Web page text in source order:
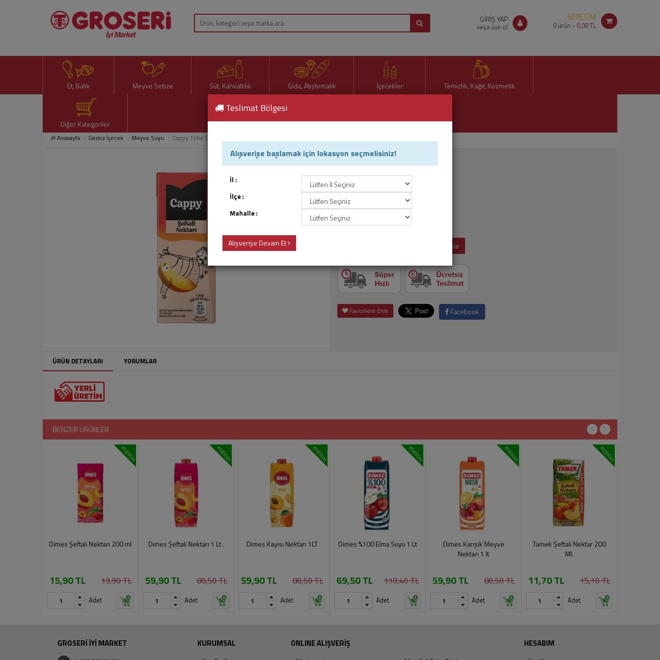
GİRİŞ YAP
veya üye ol
SEPETİM
0 ürün - 0,00 TL
Et, Balık Meyve Sebze Süt, Kahvaltılık Gıda, Atıştırmalık İçecekler Temizlik, Kağıt, Kozmetik
Diğer Kategoriler
Anasayfa Gazsız İçecek Meyve Suyu Cappy Tetra Şeftali 200 Ml
Cappy Tetra Şeftali 200 Ml
Ürün Kodu : 13314
20,00 TL
Sepete Ekle
Favorilere Ekle Facebook
ÜRÜN DETAYLARI YORUMLAR
BENZER ÜRÜNLER
indirim
Dimes Şeftali Nektarı 200 ml
15,90 TL 19,90 TL
Adet
indirim
Dimes Şeftali Nektarı 1 Lt .
59,90 TL 80,50 TL
Adet
indirim
Dimes Kayısı Nektarı 1LT
59,90 TL 80,50 TL
Adet
indirim
Dimes %100 Elma Suyu 1 Lt
69,50 TL 110,40 TL
Adet
indirim
Dimes Karışık Meyve
Nektarı 1 lt
59,90 TL 80,50 TL
Adet
indirim
Tamek Şeftali Nektar 200
Ml.
11,70 TL 15,10 TL
Adet
GROSERİ İYİ MARKET KURUMSAL ONLINE ALIŞVERİŞ HESABIM
Teslimat Bölgesi
Alışverişe başlamak için lokasyon seçmelisiniz!
İl :
İlçe :
Mahalle :
Alışverişe Devam Et